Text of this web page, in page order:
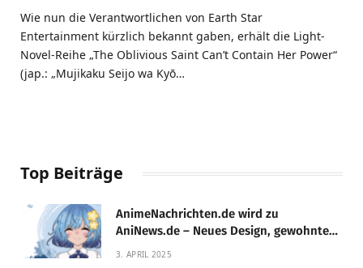
Wie nun die Verantwortlichen von Earth Star
Entertainment kürzlich bekannt gaben, erhält die Light-
Novel-Reihe „The Oblivious Saint Can’t Contain Her Power“
(jap.: „Mujikaku Seijo wa Kyō…
Top Beiträge
AnimeNachrichten.de wird zu
AniNews.de – Neues Design, gewohnte
Qualität!
3. APRIL 2025